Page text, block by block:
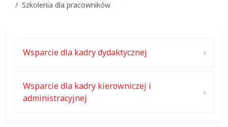
Szkolenia dla pracowników
Wsparcie dla kadry dydaktycznej
Wsparcie dla kadry kierowniczej i
administracyjnej